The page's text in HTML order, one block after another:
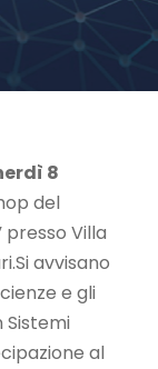
8
del
presso Villa
avvisano
e gli
Sistemi
al